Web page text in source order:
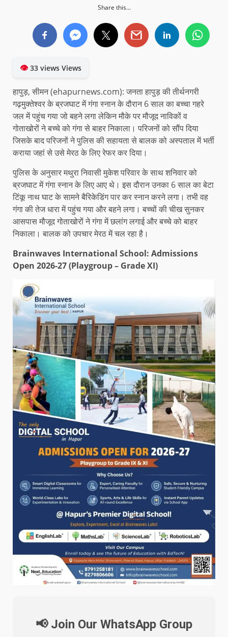
Share this...
👁33 views Views
हापुड़, सीमन (ehapurnews.com): जनता हापुड़ की तीर्थनगरी
गढ़मुक्तेश्वर के ब्रजघाट में गंगा स्नान के दौरान 6 साल का बच्चा गहरे
जल में पहुंच गया जो बहने लगा लेकिन मौके पर मौजूद नाविकों व
गोताखोरों ने बच्चे को गंगा से बाहर निकाला। परिजनों को सौंप दिया
जिसके बाद परिजनों ने पुलिस की सहायता से बालक को अस्पताल में भर्ती
कराया जहां से उसे मेरठ के लिए रेफर कर दिया।
पुलिस के अनुसार मथुरा निवासी मुकेश परिवार के साथ शनिवार को
ब्रजघाट में गंगा स्नान के लिए आए थे। इस दौरान उनका 6 साल का बेटा
टिंकू नाथ घाट के सामने बैरिकेडिंग पार कर स्नान करने लगा। तभी वह
गंगा की तेज धारा में पहुंच गया और बहने लगा। बच्चों की चीख सुनकर
आसपास मौजूद गोताखोरों ने गंगा में छलांग लगाई और बच्चे को बाहर
निकाला। बालक को उपचार मेरठ में चल रहा है।
Brainwaves International School: Admissions
Open 2026-27 (Playgroup – Grade XI)
📢 Join Our WhatsApp Group